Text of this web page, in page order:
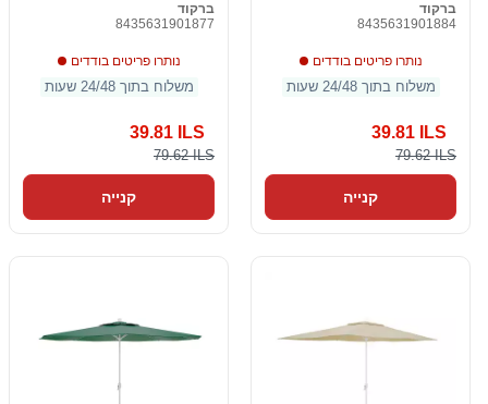
ברקוד
8435631901877
נותרו פריטים בודדים
משלוח בתוך 24/48 שעות
39.81 ILS
79.62 ILS
קנייה
ברקוד
8435631901884
נותרו פריטים בודדים
משלוח בתוך 24/48 שעות
39.81 ILS
79.62 ILS
קנייה